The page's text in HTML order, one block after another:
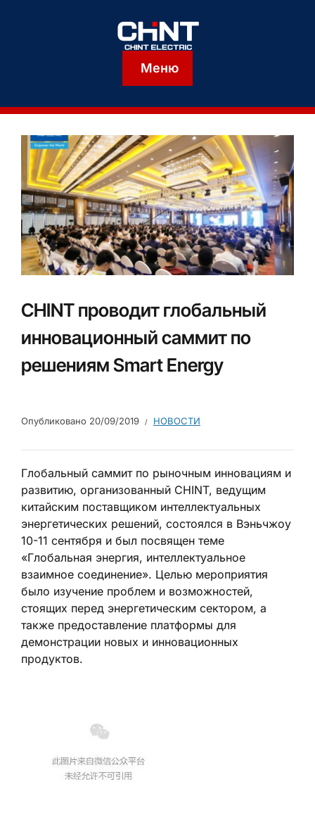
Меню
CHINT проводит глобальный
инновационный саммит по
решениям Smart Energy
Опубликовано 20/09/2019 НОВОСТИ
Глобальный саммит по рыночным инновациям и
развитию, организованный CHINT, ведущим
китайским поставщиком интеллектуальных
энергетических решений, состоялся в Вэньчжоу
10-11 сентября и был посвящен теме
«Глобальная энергия, интеллектуальное
взаимное соединение». Целью мероприятия
было изучение проблем и возможностей,
стоящих перед энергетическим сектором, а
также предоставление платформы для
демонстрации новых и инновационных
продуктов.